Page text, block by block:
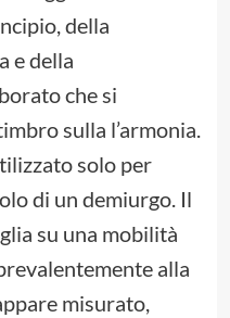
della
e della
che si
sulla l’armonia.
solo per
di un demiurgo. Il
su una mobilità
alla
misurato,